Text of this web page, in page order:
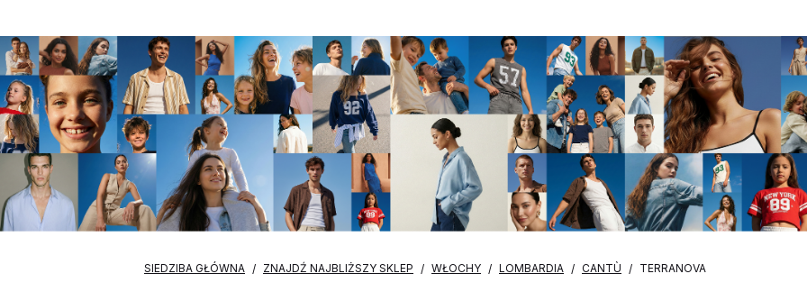
SIEDZIBA GŁÓWNA ZNAJDŹ NAJBLIŻSZY SKLEP WŁOCHY LOMBARDIA CANTÙ TERRANOVA